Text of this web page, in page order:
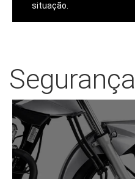
situação.
Segurança